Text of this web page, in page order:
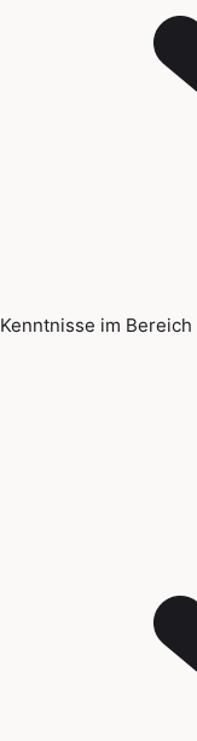
Kenntnisse im